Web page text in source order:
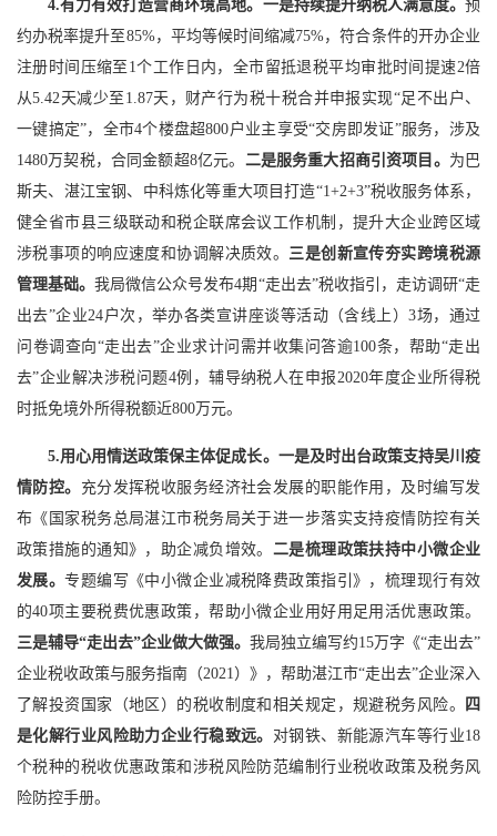
4.有力有效打造营商环境高地。一是持续提升纳税人满意度。 预
约办税率提升至85%，平均等候时间缩减75%，符合条件的开办企业
注册时间压缩至1个工作日内，全市留抵退税平均审批时间提速2倍
从5.42天减少至1.87天，财产行为税十税合并申报实现“足不出户、
一键搞定”，全市4个楼盘超800户业主享受“交房即发证”服务，涉及
1480万契税，合同金额超8亿元。 二是服务重大招商引资项目。 为巴
斯夫、湛江宝钢、中科炼化等重大项目打造“1+2+3”税收服务体系，
健全省市县三级联动和税企联席会议工作机制，提升大企业跨区域
涉税事项的响应速度和协调解决质效。 三是创新宣传夯实跨境税源
管理基础。我局微信公众号发布4期“走出去”税收指引，走访调研“走
出去”企业24户次，举办各类宣讲座谈等活动（含线上）3场，通过
问卷调查向“走出去”企业求计问需并收集问答逾100条，帮助“走出
去”企业解决涉税问题4例，辅导纳税人在申报2020年度企业所得税
时抵免境外所得税额近800万元。
5.用心用情送政策保主体促成长。一是及时出台政策支持吴川疫
情防控。 充分发挥税收服务经济社会发展的职能作用，及时编写发
布《国家税务总局湛江市税务局关于进一步落实支持疫情防控有关
政策措施的通知》，助企减负增效。 二是梳理政策扶持中小微企业
发展。专题编写《中小微企业减税降费政策指引》，梳理现行有效
的40项主要税费优惠政策，帮助小微企业用好用足用活优惠政策。
三是辅导“走出去”企业做大做强。 我局独立编写约15万字《“走出去”
企业税收政策与服务指南（2021）》，帮助湛江市“走出去”企业深入
了解投资国家（地区）的税收制度和相关规定，规避税务风险。
四
是化解行业风险助力企业行稳致远。 对钢铁、新能源汽车等行业18
个税种的税收优惠政策和涉税风险防范编制行业税收政策及税务风
险防控手册。